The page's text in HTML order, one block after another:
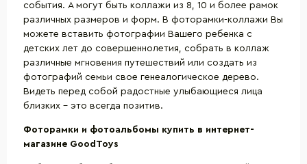
события. А могут быть коллажи из 8, 10 и более рамок
различных размеров и форм. В фоторамки-коллажи Вы
можете вставить фотографии Вашего ребенка с
детских лет до совершеннолетия, собрать в коллаж
различные мгновения путешествий или создать из
фотографий семьи свое генеалогическое дерево.
Видеть перед собой радостные улыбающиеся лица
близких – это всегда позитив.
Фоторамки и фотоальбомы купить в интернет-
магазине GoodToys